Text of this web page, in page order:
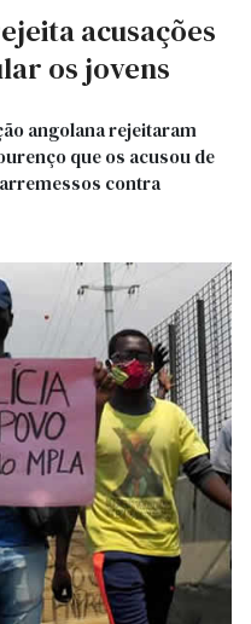
acusações
os jovens
angolana rejeitaram
que os acusou de
contra